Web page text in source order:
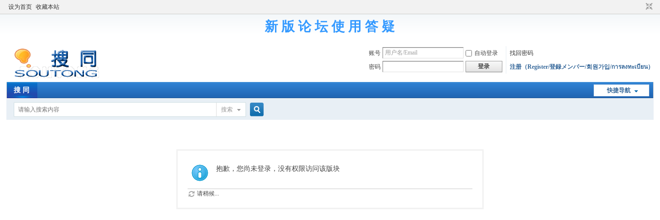
设为首页 收藏本站
新 版 论 坛 使 用 答 疑
账号 自动登录
找回密码
密码
登录 注册（Register/登録メンバー/회원가입/การลงทะเบียน）
快捷导航
搜 同
搜索
索
抱歉，您尚未登录，没有权限访问该版块
请稍候...